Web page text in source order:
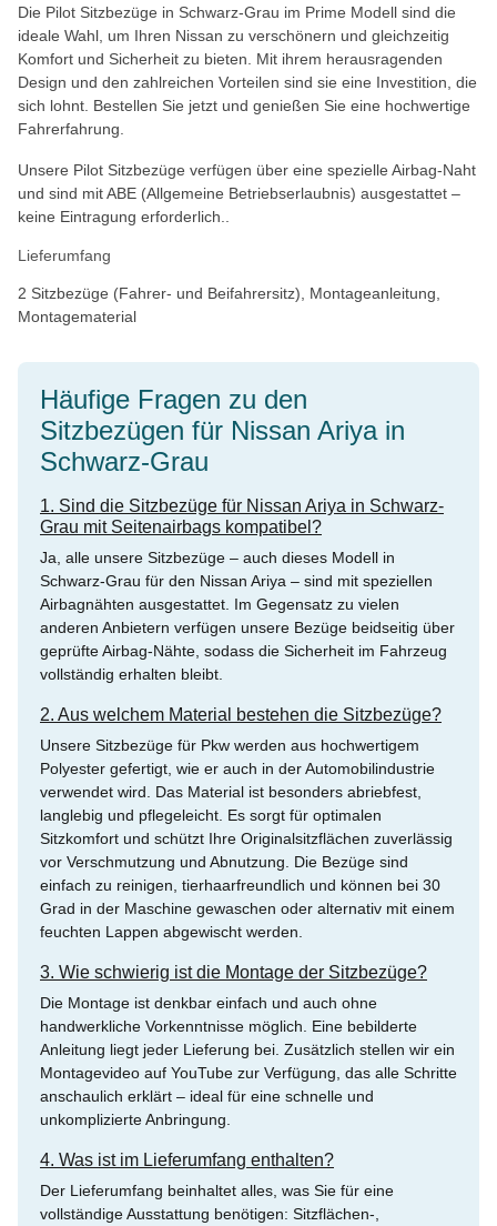
Die Pilot Sitzbezüge in Schwarz-Grau im Prime Modell sind die
ideale Wahl, um Ihren Nissan zu verschönern und gleichzeitig
Komfort und Sicherheit zu bieten. Mit ihrem herausragenden
Design und den zahlreichen Vorteilen sind sie eine Investition, die
sich lohnt. Bestellen Sie jetzt und genießen Sie eine hochwertige
Fahrerfahrung.
Unsere Pilot Sitzbezüge verfügen über eine spezielle Airbag-Naht
und sind mit ABE (Allgemeine Betriebserlaubnis) ausgestattet –
keine Eintragung erforderlich..
Lieferumfang
2 Sitzbezüge (Fahrer- und Beifahrersitz), Montageanleitung,
Montagematerial
Häufige Fragen zu den
Sitzbezügen für Nissan Ariya in
Schwarz-Grau
1. Sind die Sitzbezüge für Nissan Ariya in Schwarz-
Grau mit Seitenairbags kompatibel?
Ja, alle unsere Sitzbezüge – auch dieses Modell in
Schwarz-Grau für den Nissan Ariya – sind mit speziellen
Airbagnähten ausgestattet. Im Gegensatz zu vielen
anderen Anbietern verfügen unsere Bezüge beidseitig über
geprüfte Airbag-Nähte, sodass die Sicherheit im Fahrzeug
vollständig erhalten bleibt.
2. Aus welchem Material bestehen die Sitzbezüge?
Unsere Sitzbezüge für Pkw werden aus hochwertigem
Polyester gefertigt, wie er auch in der Automobilindustrie
verwendet wird. Das Material ist besonders abriebfest,
langlebig und pflegeleicht. Es sorgt für optimalen
Sitzkomfort und schützt Ihre Originalsitzflächen zuverlässig
vor Verschmutzung und Abnutzung. Die Bezüge sind
einfach zu reinigen, tierhaarfreundlich und können bei 30
Grad in der Maschine gewaschen oder alternativ mit einem
feuchten Lappen abgewischt werden.
3. Wie schwierig ist die Montage der Sitzbezüge?
Die Montage ist denkbar einfach und auch ohne
handwerkliche Vorkenntnisse möglich. Eine bebilderte
Anleitung liegt jeder Lieferung bei. Zusätzlich stellen wir ein
Montagevideo auf YouTube zur Verfügung, das alle Schritte
anschaulich erklärt – ideal für eine schnelle und
unkomplizierte Anbringung.
4. Was ist im Lieferumfang enthalten?
Der Lieferumfang beinhaltet alles, was Sie für eine
vollständige Ausstattung benötigen: Sitzflächen-,